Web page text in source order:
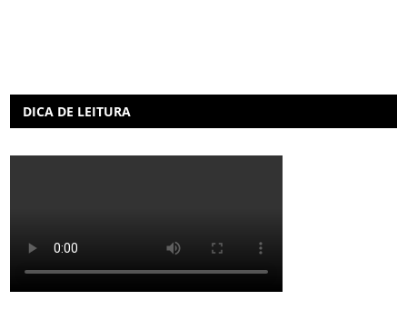
DICA DE LEITURA